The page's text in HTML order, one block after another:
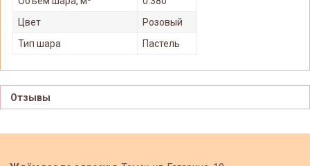
Цвет
Розовый
Тип шара
Пастель
Отзывы